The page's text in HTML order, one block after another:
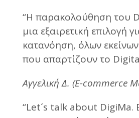
“Η παρακολούθηση του
μια εξαιρετική επιλογή
κατανόηση, όλων
που απαρτίζουν το
Αγγελική Δ. (E-commerce
“Let´s talk about DigiMa.